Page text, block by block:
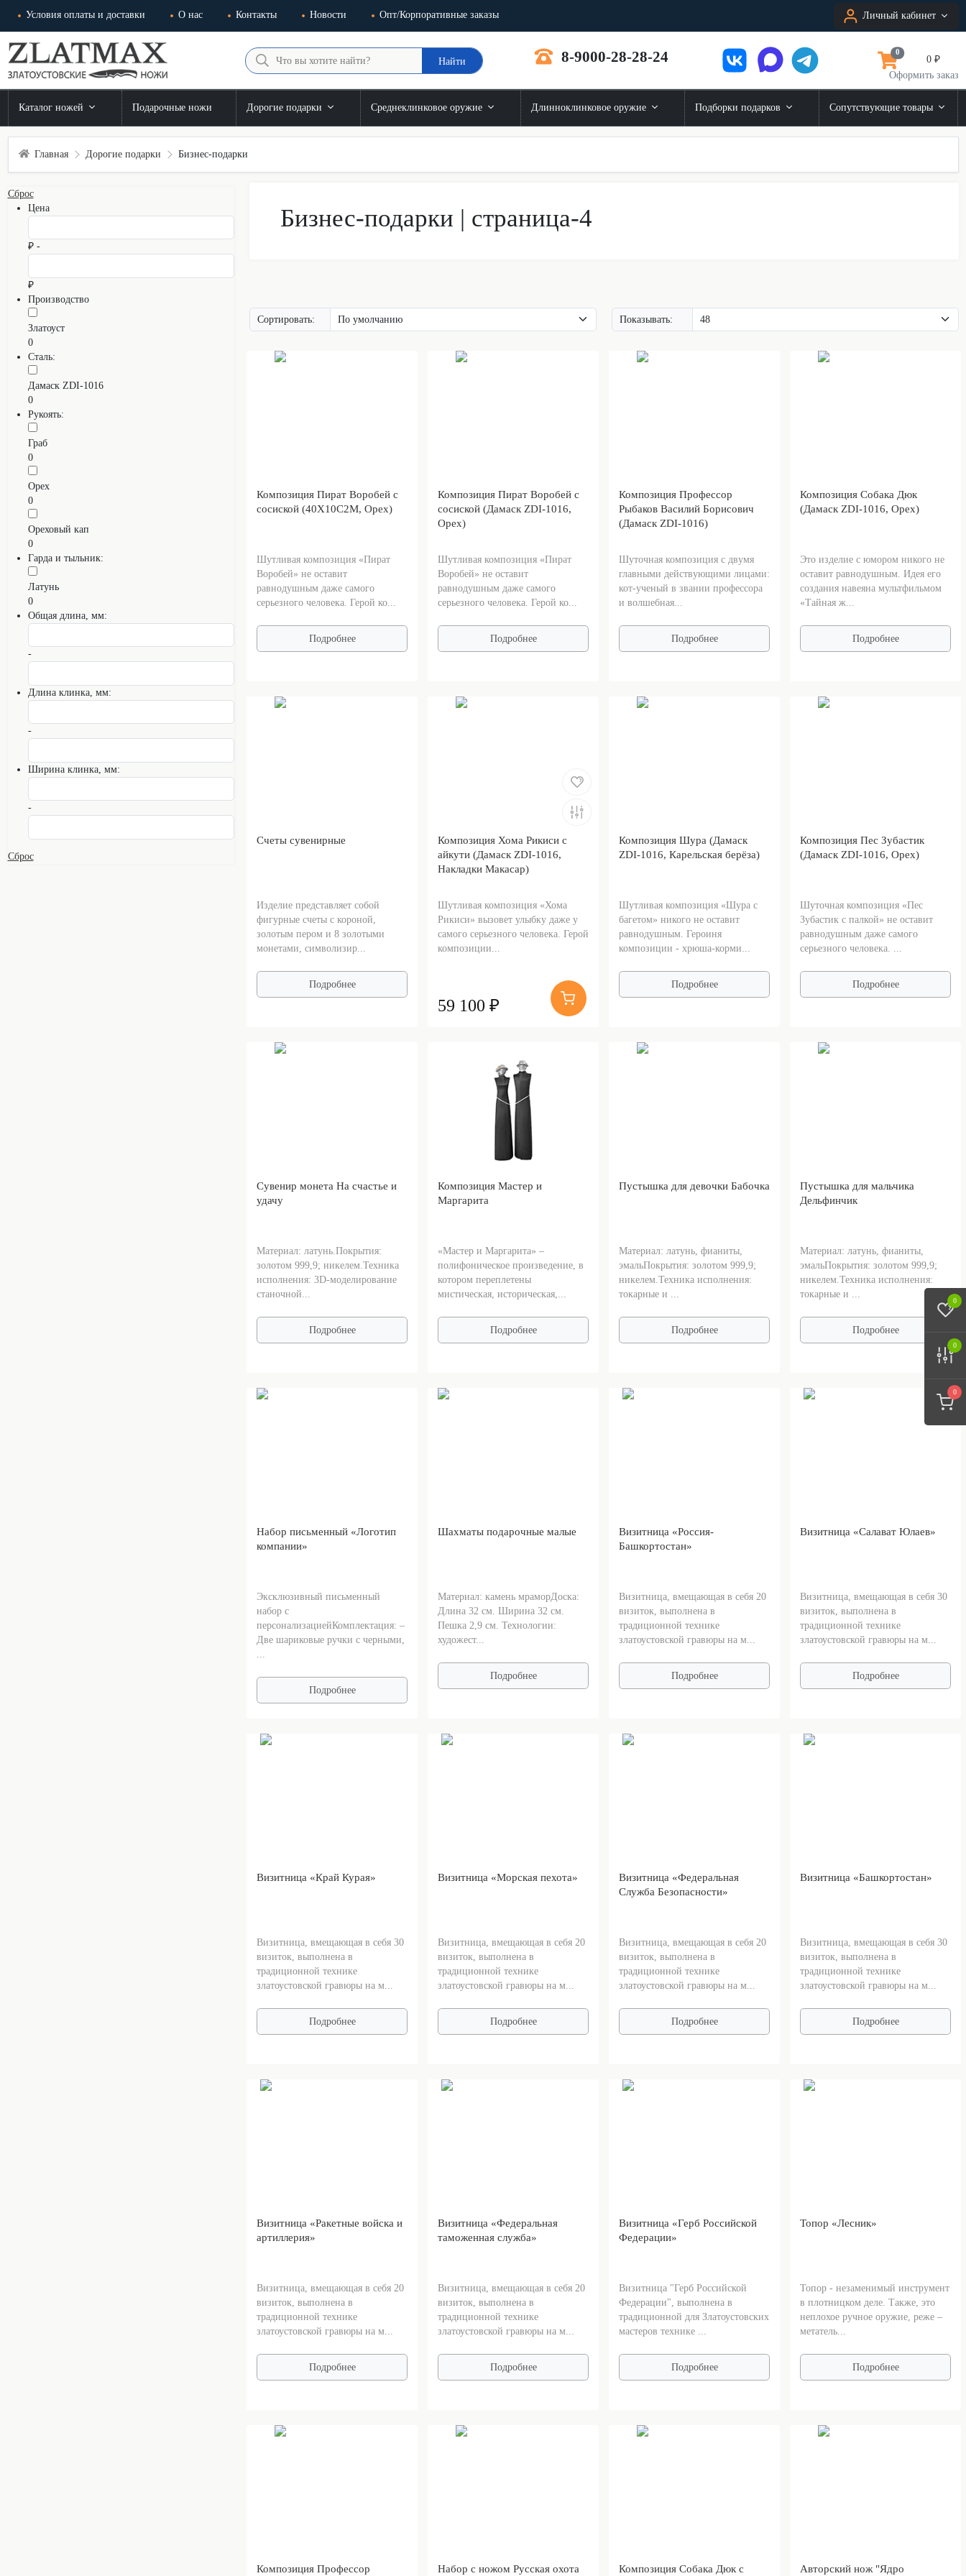
Условия оплаты и доставки О нас Контакты Новости Опт/Корпоративные заказы Личный кабинет
Найти 8-9000-28-28-24 0
0 ₽
Оформить заказ
Каталог ножей Подарочные ножи Дорогие подарки Среднеклинковое оружие Длинноклинковое оружие Подборки подарков Сопутствующие товары
0
0
0
Главная Дорогие подарки Бизнес-подарки
Сброс
Цена
₽ -
₽
Производство
Златоуст
0
Сталь:
Дамаск ZDI-1016
0
Рукоять:
Граб
0
Орех
0
Ореховый кап
0
Гарда и тыльник:
Латунь
0
Общая длина, мм:
-
Длина клинка, мм:
-
Ширина клинка, мм:
-
Сброс
Бизнес-подарки | страница-4
Сортировать: Показывать:
Композиция Пират Воробей с
сосиской (40Х10С2М, Орех)
Шутливая композиция «Пират
Воробей» не оставит
равнодушным даже самого
серьезного человека. Герой ко...
Подробнее
Композиция Пират Воробей с
сосиской (Дамаск ZDI-1016,
Орех)
Шутливая композиция «Пират
Воробей» не оставит
равнодушным даже самого
серьезного человека. Герой ко...
Подробнее
Композиция Профессор
Рыбаков Василий Борисович
(Дамаск ZDI-1016)
Шуточная композиция с двумя
главными действующими лицами:
кот-ученый в звании профессора
и волшебная...
Подробнее
Композиция Собака Дюк
(Дамаск ZDI-1016, Орех)
Это изделие с юмором никого не
оставит равнодушным. Идея его
создания навеяна мультфильмом
«Тайная ж...
Подробнее
Счеты сувенирные
Изделие представляет собой
фигурные счеты с короной,
золотым пером и 8 золотыми
монетами, символизир...
Подробнее
Композиция Хома Рикиси с
айкути (Дамаск ZDI-1016,
Накладки Макасар)
Шутливая композиция «Хома
Рикиси» вызовет улыбку даже у
самого серьезного человека. Герой
композиции...
59 100 ₽
Композиция Шура (Дамаск
ZDI-1016, Карельская берёза)
Шутливая композиция «Шура с
багетом» никого не оставит
равнодушным. Героиня
композиции - хрюша-корми...
Подробнее
Композиция Пес Зубастик
(Дамаск ZDI-1016, Орех)
Шуточная композиция «Пес
Зубастик с палкой» не оставит
равнодушным даже самого
серьезного человека. ...
Подробнее
Сувенир монета На счастье и
удачу
Материал: латунь.Покрытия:
золотом 999,9; никелем.Техника
исполнения: 3D-моделирование
станочной...
Подробнее
Композиция Мастер и
Маргарита
«Мастер и Маргарита» –
полифоническое произведение, в
котором переплетены
мистическая, историческая,...
Подробнее
Пустышка для девочки Бабочка
Материал: латунь, фианиты,
эмальПокрытия: золотом 999,9;
никелем.Техника исполнения:
токарные и ...
Подробнее
Пустышка для мальчика
Дельфинчик
Материал: латунь, фианиты,
эмальПокрытия: золотом 999,9;
никелем.Техника исполнения:
токарные и ...
Подробнее
Набор письменный «Логотип
компании»
Эксклюзивный письменный
набор с
персонализациейКомплектация: –
Две шариковые ручки с черными,
...
Подробнее
Шахматы подарочные малые
Материал: камень мраморДоска:
Длина 32 см. Ширина 32 см.
Пешка 2,9 см. Технологии:
художест...
Подробнее
Визитница «Россия-
Башкортостан»
Визитница, вмещающая в себя 20
визиток, выполнена в
традиционной технике
златоустовской гравюры на м...
Подробнее
Визитница «Салават Юлаев»
Визитница, вмещающая в себя 30
визиток, выполнена в
традиционной технике
златоустовской гравюры на м...
Подробнее
Визитница «Край Курая»
Визитница, вмещающая в себя 30
визиток, выполнена в
традиционной технике
златоустовской гравюры на м...
Подробнее
Визитница «Морская пехота»
Визитница, вмещающая в себя 20
визиток, выполнена в
традиционной технике
златоустовской гравюры на м...
Подробнее
Визитница «Федеральная
Служба Безопасности»
Визитница, вмещающая в себя 20
визиток, выполнена в
традиционной технике
златоустовской гравюры на м...
Подробнее
Визитница «Башкортостан»
Визитница, вмещающая в себя 30
визиток, выполнена в
традиционной технике
златоустовской гравюры на м...
Подробнее
Визитница «Ракетные войска и
артиллерия»
Визитница, вмещающая в себя 20
визиток, выполнена в
традиционной технике
златоустовской гравюры на м...
Подробнее
Визитница «Федеральная
таможенная служба»
Визитница, вмещающая в себя 20
визиток, выполнена в
традиционной технике
златоустовской гравюры на м...
Подробнее
Визитница «Герб Российской
Федерации»
Визитница "Герб Российской
Федерации", выполнена в
традиционной для Златоустовских
мастеров технике ...
Подробнее
Топор «Лесник»
Топор - незаменимый инструмент
в плотницком деле. Также, это
неплохое ручное оружие, реже –
метатель...
Подробнее
Композиция Профессор Набор с ножом Русская охота Композиция Собака Дюк с Авторский нож "Ядро